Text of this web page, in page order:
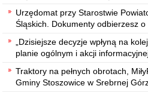
Urzędomat przy Starostwie
Śląskich. Dokumenty odbierzesz
„Dzisiejsze decyzje wpłyną na
planie ogólnym i akcji
Traktory na pełnych obrotach,
Gminy Stoszowice w Srebrnej